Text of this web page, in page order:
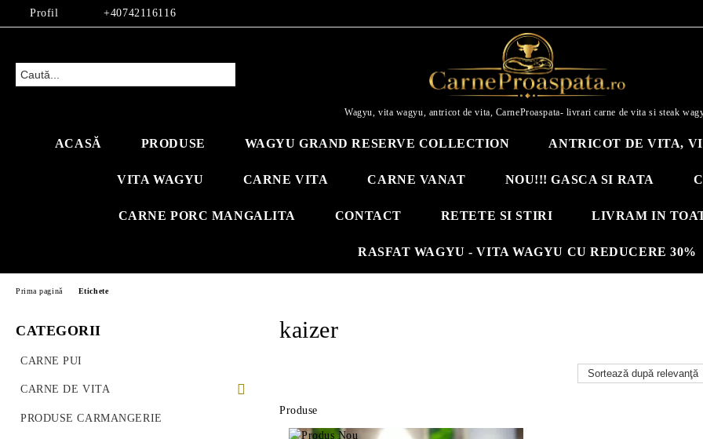
Profil +40742116116
Wagyu, vita wagyu, antricot de vita, CarneProaspata- livrari carne de vita si steak
ACASĂ PRODUSE WAGYU GRAND RESERVE COLLECTION ANTRICOT DE VITA,
VITA WAGYU CARNE VITA CARNE VANAT NOU!!! GASCA SI RATA
CARNE PORC MANGALITA CONTACT RETETE SI STIRI LIVRAM IN
RASFAT WAGYU - VITA WAGYU CU REDUCERE 30%
CATEGORII
CARNE PUI
CARNE DE VITA
PREMIUM BEEF STEAK
PRODUSE CARMANGERIE
Prima pagină Etichete
kaizer
Produse